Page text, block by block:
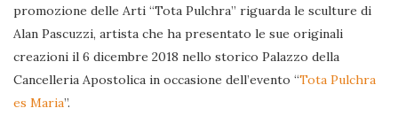
promozione delle Arti “Tota Pulchra” riguarda le sculture di
Alan Pascuzzi, artista che ha presentato le sue originali
creazioni il 6 dicembre 2018 nello storico Palazzo della
Cancelleria Apostolica in occasione dell’evento “Tota Pulchra
es Maria”.